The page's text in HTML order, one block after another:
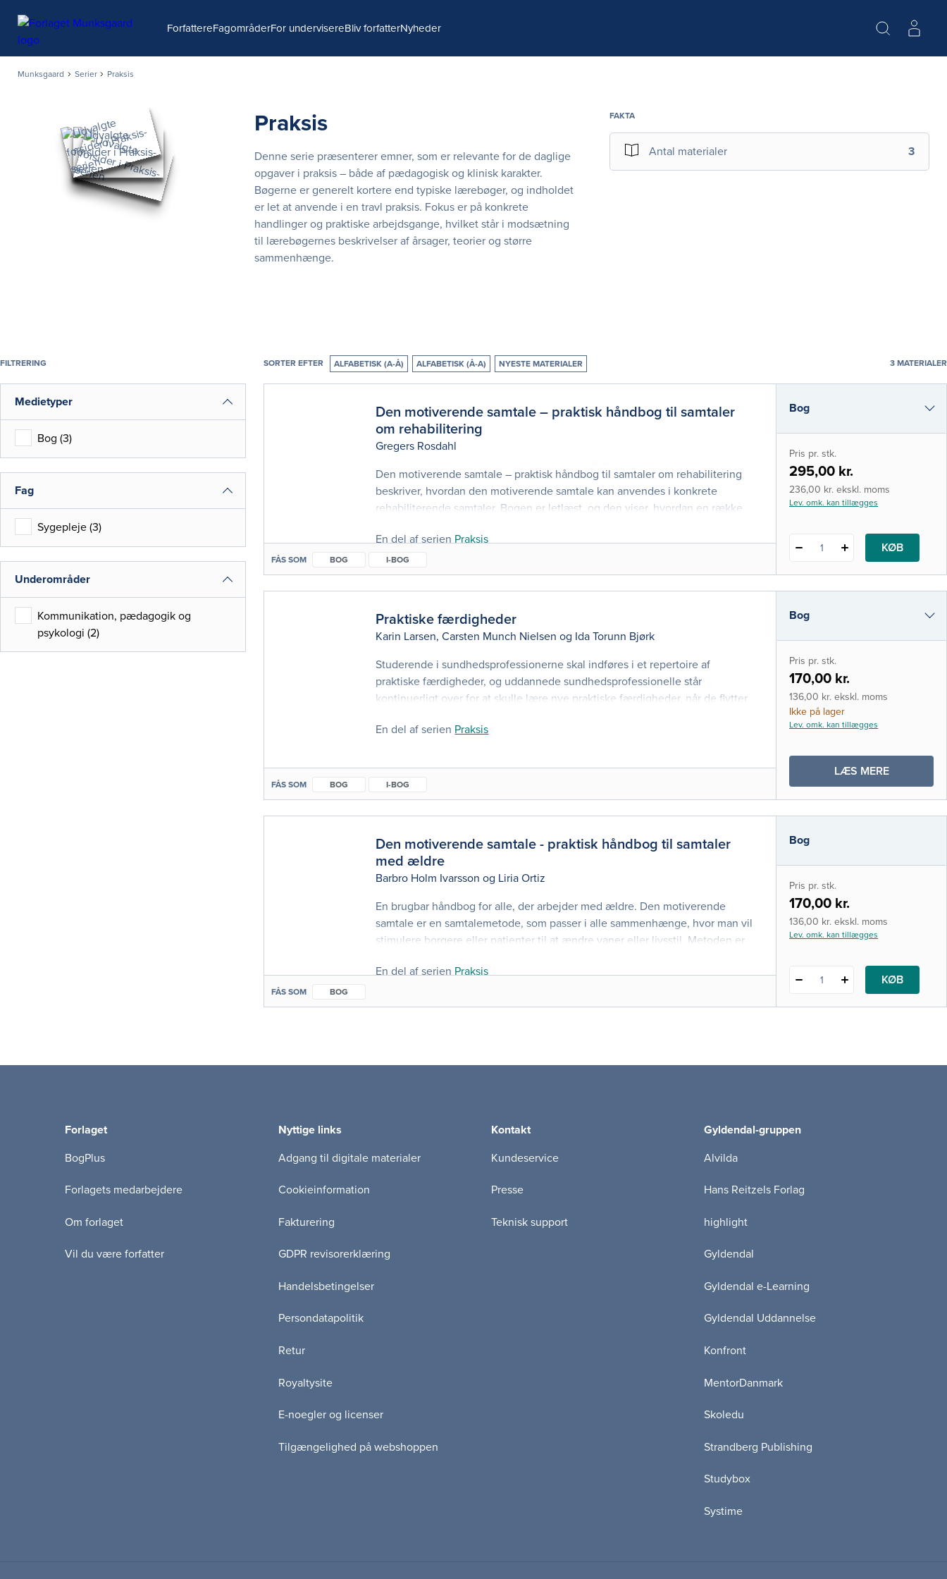
ForfattereFagområderFor undervisereBliv forfatterNyheder
Munksgaard Serier Praksis
Praksis
Denne serie præsenterer emner, som er relevante for de daglige
opgaver i praksis – både af pædagogisk og klinisk karakter.
Bøgerne er generelt kortere end typiske lærebøger, og indholdet
er let at anvende i en travl praksis. Fokus er på konkrete
handlinger og praktiske arbejdsgange, hvilket står i modsætning
til lærebøgernes beskrivelser af årsager, teorier og større
sammenhænge.
FAKTA
Antal materialer 3
FILTRERING
Medietyper
Bog (3)
Fag
Sygepleje (3)
Underområder
Kommunikation, pædagogik og
psykologi (2)
SORTER EFTER ALFABETISK (A-Å) ALFABETISK (Å-A) NYESTE MATERIALER 3 MATERIALER
Den motiverende samtale – praktisk håndbog til samtaler
om rehabilitering
Gregers Rosdahl
Den motiverende samtale – praktisk håndbog til samtaler om rehabilitering
beskriver, hvordan den motiverende samtale kan anvendes i konkrete
rehabiliterende samtaler. Bogen er letlæst, og den viser, hvordan en række
samarbejde med den enkelte borger og patient. En vellykket
rehabiliteringsproces bygger på, at den enkelte aktivt inddra
En del af serienPraksis
FÅS SOM BOG I-BOG
Bog
i-bog
Pris pr. stk.
295,00 kr.
236,00 kr. ekskl. moms
Lev. omk. kan tillægges
1 KØB
Praktiske færdigheder
Karin Larsen,Carsten Munch Nielsen og Ida Torunn Bjørk
Studerende i sundhedsprofessionerne skal indføres i et repertoire af
praktiske færdigheder, og uddannede sundhedsprofessionelle står
kontinuerligt over for at skulle lære nye praktiske færdigheder, når de flytter
praksis. Nogle praktiske færdigheder har lighed med hverdagslivets praktiske
En del af serien Praksis
FÅS SOM BOG I-BOG
Bog
i-bog
Pris pr. stk.
170,00 kr.
136,00 kr. ekskl. moms
Ikke på lager
Lev. omk. kan tillægges
LÆS MEREOM
PRAKTISKE
Den motiverende samtale - praktisk håndbog til samtaler
med ældre
Barbro Holm Ivarsson og Liria Ortiz
En brugbar håndbog for alle, der arbejder med ældre. Den motiverende
samtale er en samtalemetode, som passer i alle sammenhænge, hvor man vil
stimulere borgere eller patienter til at ændre vaner eller livsstil. Metoden er
sundhedsvæsenet generelt. I denne praktiske håndbog beskrives metoden
En del af serienPraksis
FÅS SOM BOG
Bog
Pris pr. stk.
170,00 kr.
136,00 kr. ekskl. moms
Lev. omk. kan tillægges
1 KØB
Forlaget
BogPlus
Forlagets medarbejdere
Om forlaget
Vil du være forfatter
Nyttige links
Adgang til digitale materialer
Cookieinformation
Fakturering
GDPR revisorerklæring
Handelsbetingelser
Persondatapolitik
Retur
Royaltysite
E-noegler og licenser
Tilgængelighed på webshoppen
Kontakt
Kundeservice
Presse
Teknisk support
Gyldendal-gruppen
Alvilda
Hans Reitzels Forlag
highlight
Gyldendal
Gyldendal e-Learning
Gyldendal Uddannelse
Konfront
MentorDanmark
Skoledu
Strandberg Publishing
Studybox
Systime